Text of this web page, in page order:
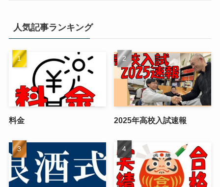
人気記事ランキング
料金 2025年高校入試速報